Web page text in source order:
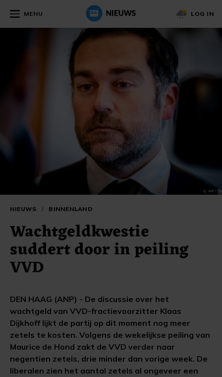
MENU LOG IN
NIEUWS / BINNENLAND
Wachtgeldkwestie
suddert door in peiling
VVD
DEN HAAG (ANP) - De discussie over het
wachtgeld van VVD-fractievoorzitter Klaas
Dijkhoff lijkt de partij op dit moment nog meer
zetels te kosten. Volgens de wekelijkse peiling van
Maurice de Hond zakt de VVD verder naar
negentien zetels, drie minder dan vorige week. De
liberalen zien het aantal zetels al ongeveer een